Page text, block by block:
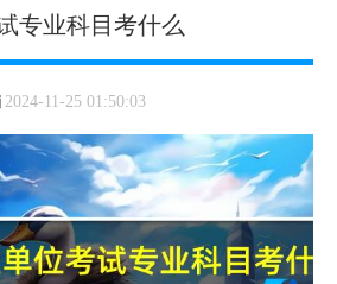
专业科目考什么
2024-11-25 01:50:03